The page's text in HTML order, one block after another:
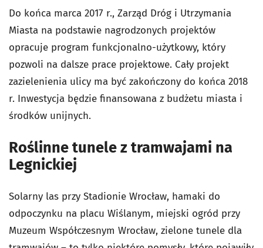
Do końca marca 2017 r., Zarząd Dróg i Utrzymania
Miasta na podstawie nagrodzonych projektów
opracuje program funkcjonalno-użytkowy, który
pozwoli na dalsze prace projektowe. Cały projekt
zazielenienia ulicy ma być zakończony do końca 2018
r. Inwestycja będzie finansowana z budżetu miasta i
środków unijnych.
Roślinne tunele z tramwajami na
Legnickiej
Solarny las przy Stadionie Wrocław, hamaki do
odpoczynku na placu Wiślanym, miejski ogród przy
Muzeum Współczesnym Wrocław, zielone tunele dla